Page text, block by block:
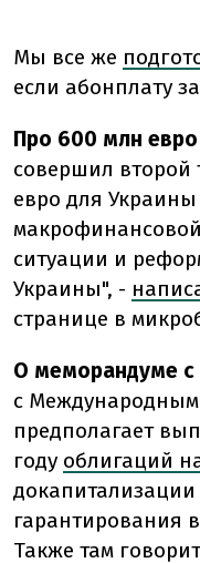
Мы все же
если абонплату
Про 600 млн евро
совершил второй
евро для
ситуации и
Украины", -
странице в
О меморандуме
с
предполагает
году облигаций
гарантирования
Также там